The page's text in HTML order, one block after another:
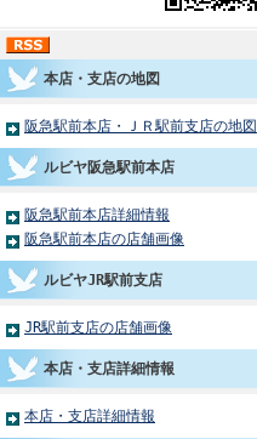
本店・支店の地図
阪急駅前本店・ＪＲ駅前支店の地図
ルビヤ阪急駅前本店
阪急駅前本店詳細情報
阪急駅前本店の店舗画像
ルビヤJR駅前支店
JR駅前支店の店舗画像
本店・支店詳細情報
本店・支店詳細情報